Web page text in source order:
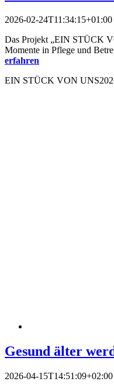
2026-02-24T11:34:15+01:00
Das Projekt „EIN STÜCK
Momente in Pflege und
erfahren
EIN STÜCK VON UNS
Gesund älter
2026-04-15T14:51:09+02:00